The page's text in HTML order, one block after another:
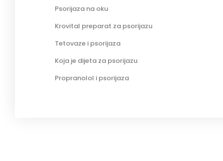
Psorijaza na oku
Krovital preparat za psorijazu
Tetovaze i psorijaza
Koja je dijeta za psorijazu
Propranolol i psorijaza